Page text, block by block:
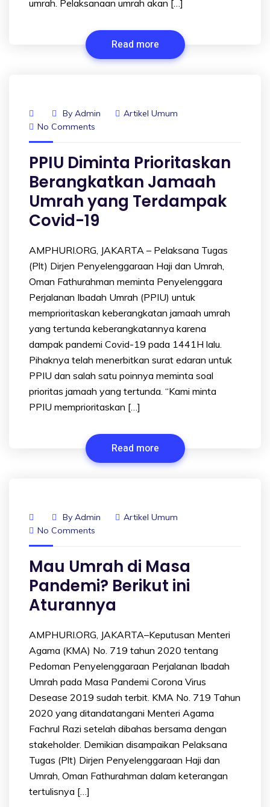
umrah. Pelaksanaan umrah akan […]
Read more
By Admin
Artikel Umum
No Comments
PPIU Diminta Prioritaskan
Berangkatkan Jamaah
Umrah yang Terdampak
Covid-19
AMPHURI.ORG, JAKARTA – Pelaksana Tugas
(Plt) Dirjen Penyelenggaraan Haji dan Umrah,
Oman Fathurahman meminta Penyelenggara
Perjalanan Ibadah Umrah (PPIU) untuk
memprioritaskan keberangkatan jamaah umrah
yang tertunda keberangkatannya karena
dampak pandemi Covid-19 pada 1441H lalu.
Pihaknya telah menerbitkan surat edaran untuk
PPIU dan salah satu poinnya meminta soal
prioritas jamaah yang tertunda. “Kami minta
PPIU memprioritaskan […]
Read more
By Admin
Artikel Umum
No Comments
Mau Umrah di Masa
Pandemi? Berikut ini
Aturannya
AMPHURI.ORG, JAKARTA–Keputusan Menteri
Agama (KMA) No. 719 tahun 2020 tentang
Pedoman Penyelenggaraan Perjalanan Ibadah
Umrah pada Masa Pandemi Corona Virus
Desease 2019 sudah terbit. KMA No. 719 Tahun
2020 yang ditandatangani Menteri Agama
Fachrul Razi setelah dibahas bersama dengan
stakeholder. Demikian disampaikan Pelaksana
Tugas (Plt) Dirjen Penyelenggaraan Haji dan
Umrah, Oman Fathurahman dalam keterangan
tertulisnya […]